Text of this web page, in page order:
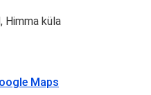
Himma küla
Maps